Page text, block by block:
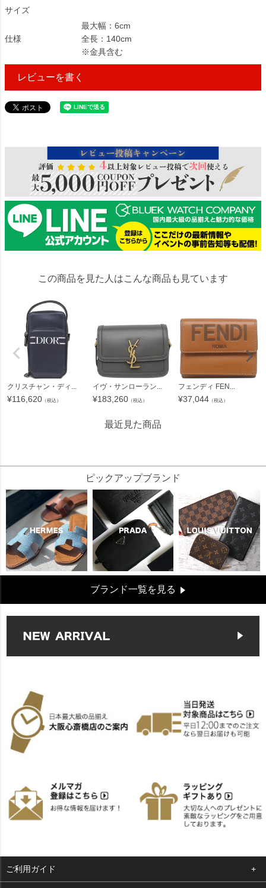
サイズ
仕様
最大幅：6cm
全長：140cm
※金具含む
レビューを書く
この商品を見た人はこんな商品も見ています
クリスチャン・ディ...
¥116,620 （税込）
イヴ・サンローラン...
¥183,260 （税込）
フェンディ FEN...
¥37,044 （税込）
最近見た商品
ピックアップブランド
ブランド一覧を見る
ご利用ガイド